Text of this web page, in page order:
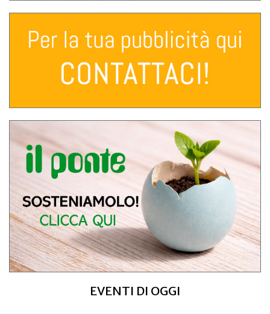
EVENTI DI OGGI